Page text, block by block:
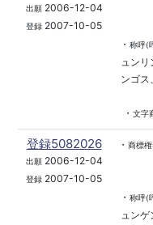
出願2006-12-04
登録 2007-10-05
・ 称呼(
ュンリ
ンゴス
・ 文字
登録5082026
出願2006-12-04
登録 2007-10-05
・ 商標
・ 称呼(
ュンゲ